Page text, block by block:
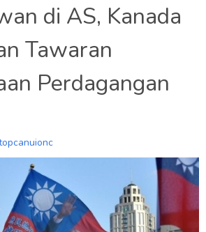
di AS, Kanada
Tawaran
Perdagangan